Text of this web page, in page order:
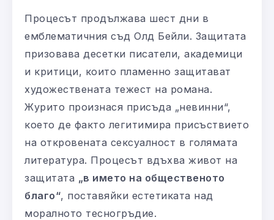
Процесът продължава шест дни в
емблематичния съд Олд Бейли. Защитата
призовава десетки писатели, академици
и критици, които пламенно защитават
художествената тежест на романа.
Журито произнася присъда „невинни“,
което де факто легитимира присъствието
на откровената сексуалност в голямата
литература. Процесът вдъхва живот на
защитата „в името на общественото
благо“, поставяйки естетиката над
моралното тесногръдие.